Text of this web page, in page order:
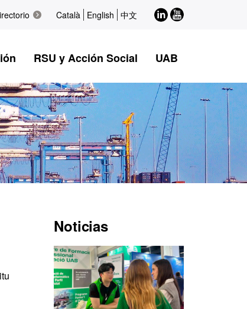
Català English 中文 LinkedIn
Youtube
RSU y Acción Social UAB
Información
complementaria
Noticias